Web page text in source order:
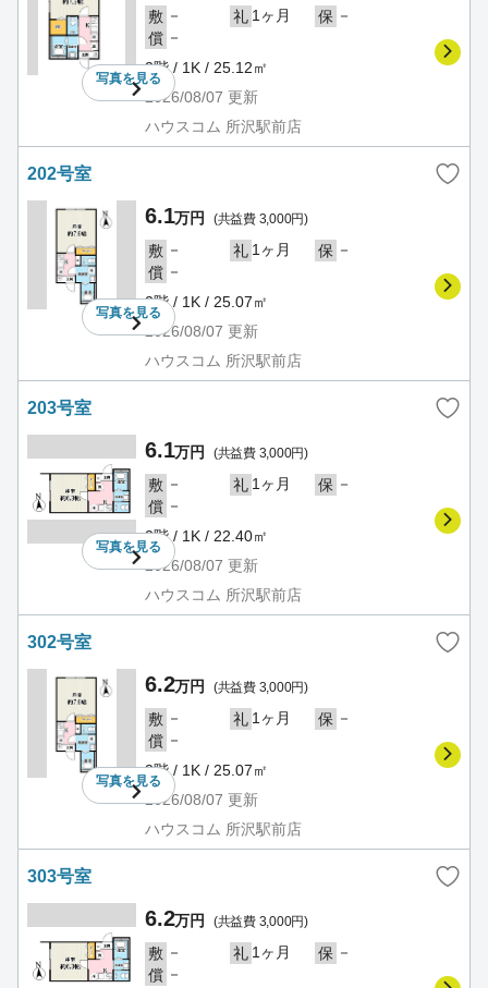
写真を見る
敷 － 礼 1ヶ月 保 －
償 －
2階 / 1K / 25.12㎡
2026/08/07 更新
ハウスコム 所沢駅前店
202号室
写真を見る
6.1万円 (共益費 3,000円)
敷 － 礼 1ヶ月 保 －
償 －
2階 / 1K / 25.07㎡
2026/08/07 更新
ハウスコム 所沢駅前店
203号室
写真を見る
6.1万円 (共益費 3,000円)
敷 － 礼 1ヶ月 保 －
償 －
2階 / 1K / 22.40㎡
2026/08/07 更新
ハウスコム 所沢駅前店
302号室
写真を見る
6.2万円 (共益費 3,000円)
敷 － 礼 1ヶ月 保 －
償 －
3階 / 1K / 25.07㎡
2026/08/07 更新
ハウスコム 所沢駅前店
303号室
6.2万円 (共益費 3,000円)
敷 － 礼 1ヶ月 保 －
償 －